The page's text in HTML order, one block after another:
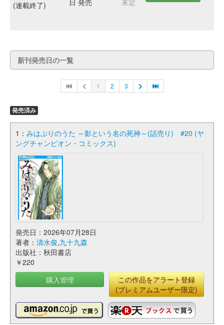
(連載終了)
日 発売
未定
新刊発売日の一覧
1 2 3
発売済み
1： みはぶりのうた ～影という名の死神～(話売り) #20 (ヤ
ングチャンピオン・コミックス)
発売日：2026年07月28日
著者： 清水俊,九十九森
出版社：秋田書店
￥220
購入管理
この作品をアラート登録
(プレミアムユーザー限定)